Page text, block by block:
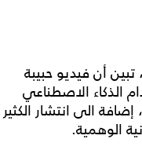
أن فيديو حبيبة
الذكاء الاصطناعي
الى انتشار الكثير
الوهمية.